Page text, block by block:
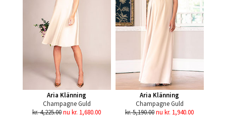
Aria Klänning
Champagne Guld
kr. 4,225.00nu kr. 1,680.00
Aria Klänning
Champagne Guld
kr. 5,190.00nu kr. 1,940.00